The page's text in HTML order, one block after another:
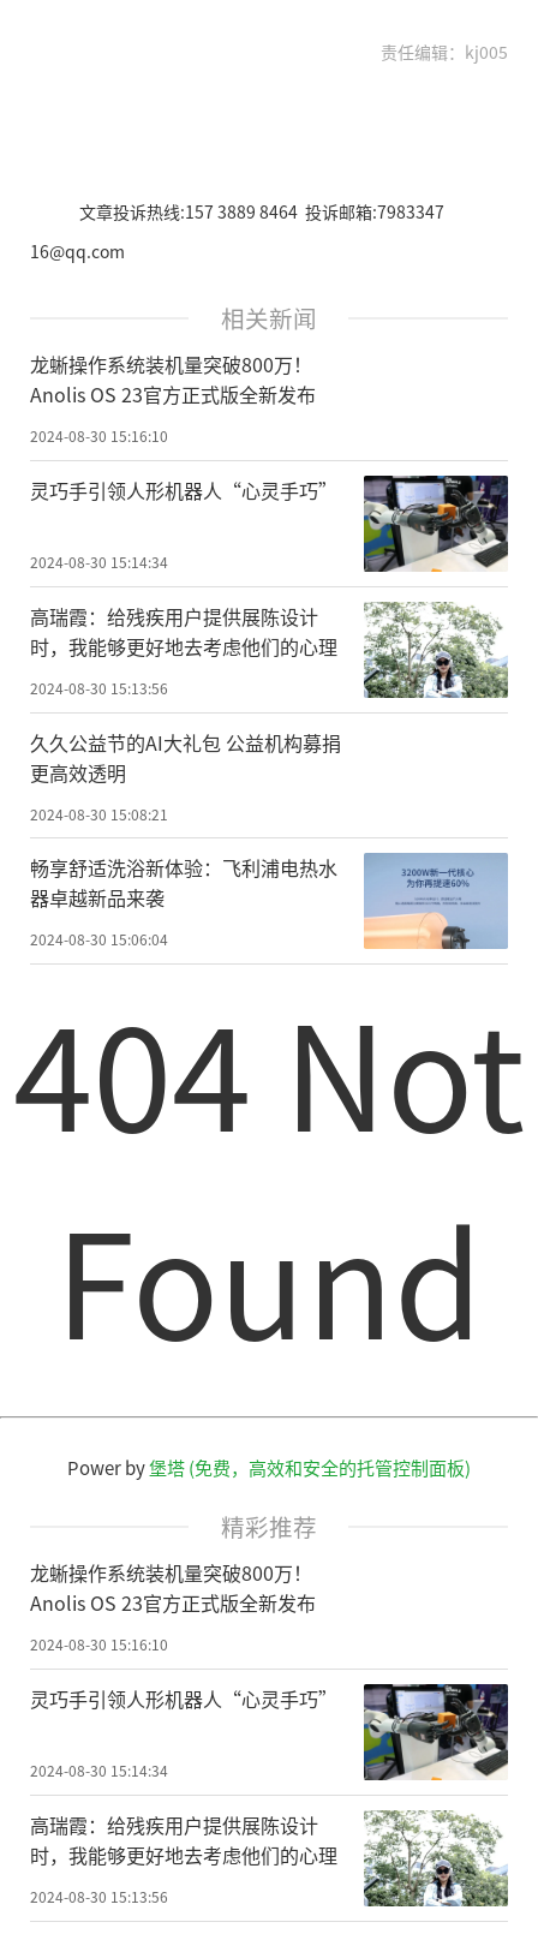
责任编辑：kj005
文章投诉热线:157 3889 8464 投诉邮箱:7983347
16@qq.com
相关新闻
龙蜥操作系统装机量突破800万！
Anolis OS 23官方正式版全新发布
2024-08-30 15:16:10
灵巧手引领人形机器人“心灵手巧”
2024-08-30 15:14:34
高瑞霞：给残疾用户提供展陈设计
时，我能够更好地去考虑他们的心理
2024-08-30 15:13:56
久久公益节的AI大礼包 公益机构募捐
更高效透明
2024-08-30 15:08:21
畅享舒适洗浴新体验：飞利浦电热水
器卓越新品来袭
2024-08-30 15:06:04
404 Not
Found
Power by堡塔 (免费，高效和安全的托管控制面板)
精彩推荐
龙蜥操作系统装机量突破800万！
Anolis OS 23官方正式版全新发布
2024-08-30 15:16:10
灵巧手引领人形机器人“心灵手巧”
2024-08-30 15:14:34
高瑞霞：给残疾用户提供展陈设计
时，我能够更好地去考虑他们的心理
2024-08-30 15:13:56